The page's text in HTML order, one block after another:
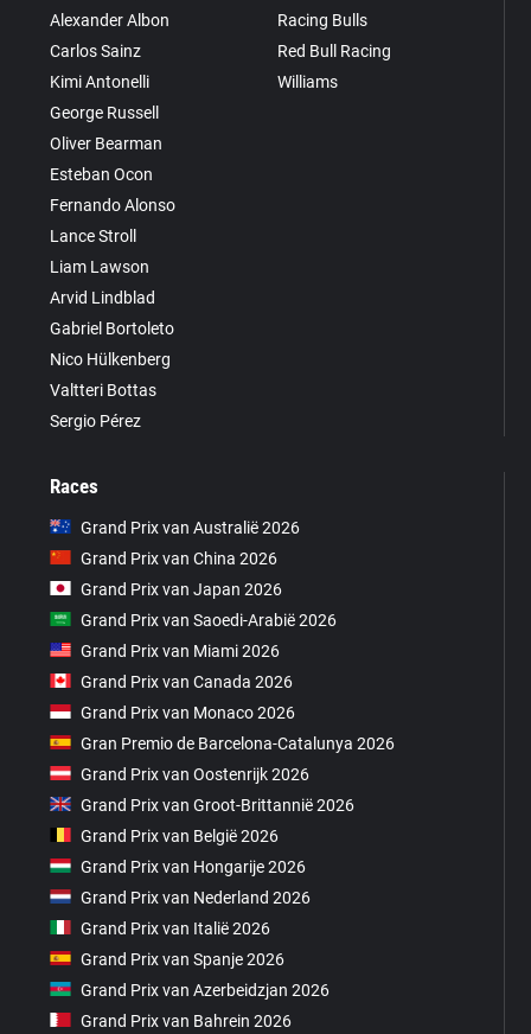
Alexander Albon
Carlos Sainz
Kimi Antonelli
George Russell
Oliver Bearman
Esteban Ocon
Fernando Alonso
Lance Stroll
Liam Lawson
Arvid Lindblad
Gabriel Bortoleto
Nico Hülkenberg
Valtteri Bottas
Sergio Pérez
Racing Bulls
Red Bull Racing
Williams
Races
Grand Prix van Australië 2026
Grand Prix van China 2026
Grand Prix van Japan 2026
Grand Prix van Saoedi-Arabië 2026
Grand Prix van Miami 2026
Grand Prix van Canada 2026
Grand Prix van Monaco 2026
Gran Premio de Barcelona-Catalunya 2026
Grand Prix van Oostenrijk 2026
Grand Prix van Groot-Brittannië 2026
Grand Prix van België 2026
Grand Prix van Hongarije 2026
Grand Prix van Nederland 2026
Grand Prix van Italië 2026
Grand Prix van Spanje 2026
Grand Prix van Azerbeidzjan 2026
Grand Prix van Bahrein 2026